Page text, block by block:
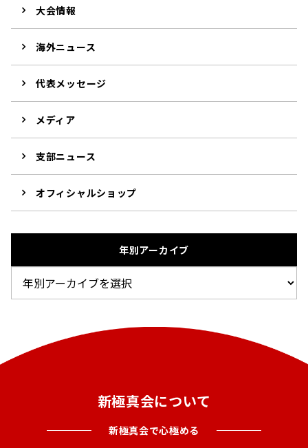
大会情報
海外ニュース
代表メッセージ
メディア
支部ニュース
オフィシャルショップ
年別アーカイブ
新極真会について
新極真会で心極める